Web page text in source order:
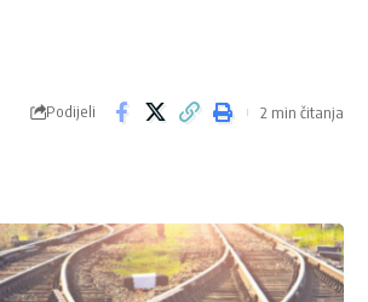
Podijeli 2 min čitanja